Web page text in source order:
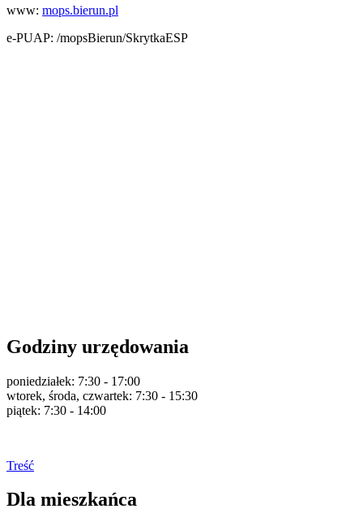
www: mops.bierun.pl
e-PUAP: /mopsBierun/SkrytkaESP
Godziny urzędowania
poniedziałek: 7:30 - 17:00
wtorek, środa, czwartek: 7:30 - 15:30
piątek: 7:30 - 14:00
Treść
Dla mieszkańca